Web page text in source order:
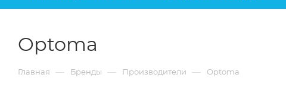
Optoma
Главная — Бренды — Производители — Optoma